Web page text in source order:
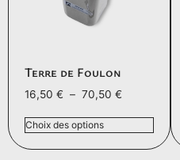
Terre de Foulon
16,50 € – 70,50 €
Choix des options